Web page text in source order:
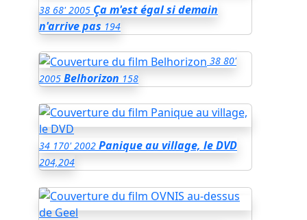
38 68' 2005 Ça m'est égal si demain
n'arrive pas 194
38 80'
2005 Belhorizon 158
34 170' 2002 Panique au village, le DVD
204,204